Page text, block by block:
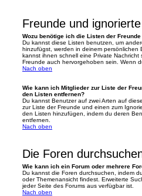
Freunde und
Wozu benötige ich die Listen der
Du kannst diese Listen benutzen, um
hinzufügst, werden in deinem
kannst ihnen schnell eine Private
Freunde auch hervorgehoben sein. Wenn
Nach oben
Wie kann ich Mitglieder zur Liste der
den Listen entfernen?
Du kannst Benutzer auf zwei Arten auf
zur Liste der Freunde und einen zum
den Listen hinzufügen, indem du deren
entfernen.
Nach oben
Die Foren
Wie kann ich ein Forum oder mehrere
Du kannst die Foren durchsuchen, indem
oder Themenansicht findest. Erweiterte
jeder Seite des Forums aus verfügbar ist.
Nach oben